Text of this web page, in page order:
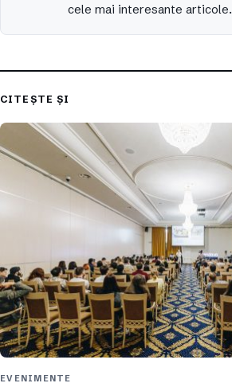
cele mai interesante articole.
CITEȘTE ȘI
EVENIMENTE